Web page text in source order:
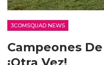
3COMSQUAD NEWS
Campeones